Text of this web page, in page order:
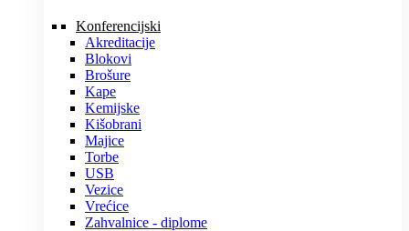
Konferencijski
Akreditacije
Blokovi
Brošure
Kape
Kemijske
Kišobrani
Majice
Torbe
USB
Vezice
Vrećice
Zahvalnice - diplome